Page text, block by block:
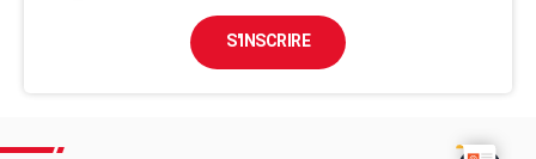
S'INSCRIRE